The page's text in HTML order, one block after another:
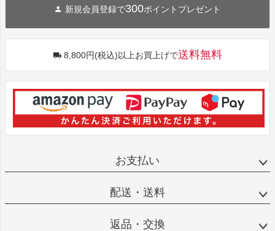
新規会員登録で300ポイントプレゼント
8,800円(税込)以上お買上げで送料無料
お支払い
配送・送料
返品・交換